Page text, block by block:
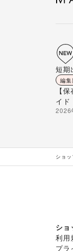
短期
編
【
イド
2026
ショ
ショ
利用
プラ